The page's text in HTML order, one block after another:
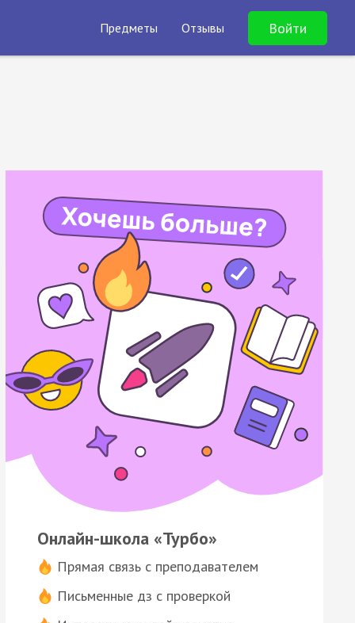
Предметы Отзывы Войти
Онлайн-школа «Турбо»
Прямая связь с преподавателем
Письменные дз с проверкой